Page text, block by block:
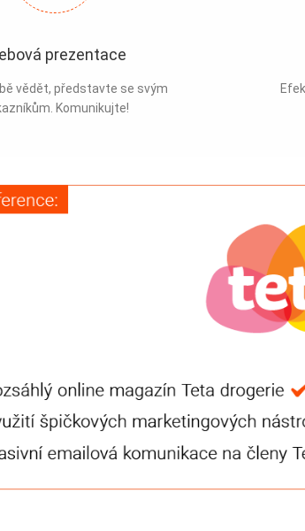
prezentace
vědět, představte se svým
Komunikujte!